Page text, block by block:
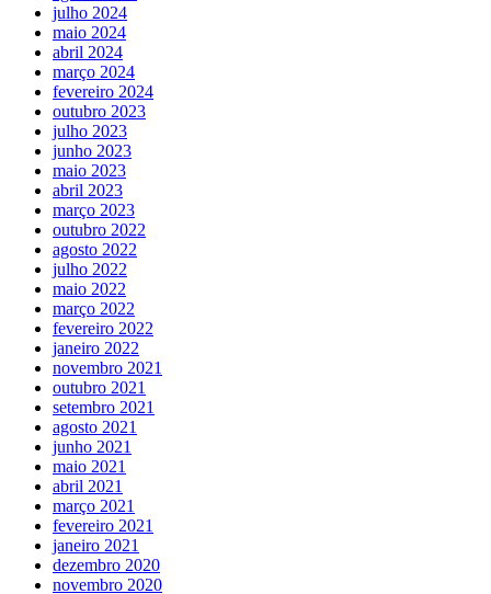
julho 2024
maio 2024
abril 2024
março 2024
fevereiro 2024
outubro 2023
julho 2023
junho 2023
maio 2023
abril 2023
março 2023
outubro 2022
agosto 2022
julho 2022
maio 2022
março 2022
fevereiro 2022
janeiro 2022
novembro 2021
outubro 2021
setembro 2021
agosto 2021
junho 2021
maio 2021
abril 2021
março 2021
fevereiro 2021
janeiro 2021
dezembro 2020
novembro 2020